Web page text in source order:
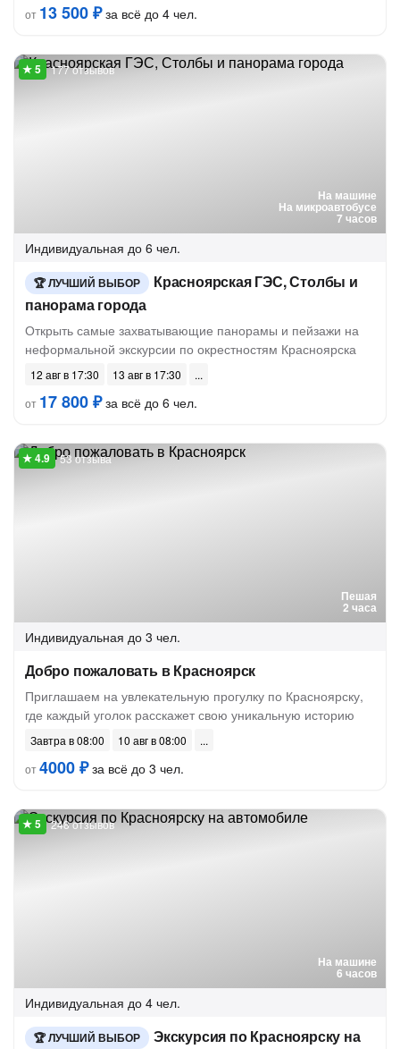
от 13 500 ₽за всё до 4 чел.
На машине
На микроавтобусе
7 часов
177 отзывов
Индивидуальная до 6 чел.
ЛУЧШИЙ ВЫБОР
Красноярская ГЭС, Столбы и
панорама города
Открыть самые захватывающие панорамы и пейзажи на
неформальной экскурсии по окрестностям Красноярска
12 авг в 17:30
13 авг в 17:30
от 17 800 ₽за всё до 6 чел.
Пешая
2 часа
53 отзыва
Индивидуальная до 3 чел.
Добро пожаловать в Красноярск
Приглашаем на увлекательную прогулку по Красноярску,
где каждый уголок расскажет свою уникальную историю
Завтра в 08:00
10 авг в 08:00
от4000 ₽за всё до 3 чел.
На машине
6 часов
248 отзывов
Индивидуальная до 4 чел.
ЛУЧШИЙ ВЫБОР Экскурсия по Красноярску на